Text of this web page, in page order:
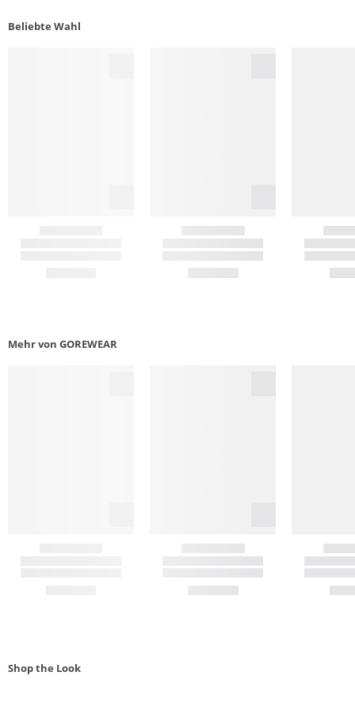
Beliebte Wahl
Mehr von GOREWEAR
Shop the Look